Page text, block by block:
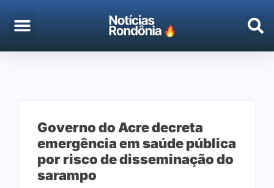
Governo do Acre decreta
emergência em saúde pública
por risco de disseminação do
sarampo